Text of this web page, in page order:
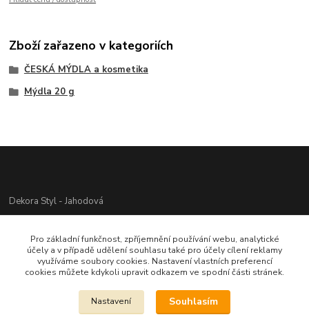
Zboží zařazeno v kategoriích
ČESKÁ MÝDLA a kosmetika
Mýdla 20 g
Dekora Styl - Jahodová
721312944
info@zbozi-darky.cz
Pro základní funkčnost, zpříjemnění používání webu, analytické
účely a v případě udělení souhlasu také pro účely cílení reklamy
využíváme soubory cookies. Nastavení vlastních preferencí
cookies můžete kdykoli upravit odkazem ve spodní části stránek.
Nastavení Souhlasím